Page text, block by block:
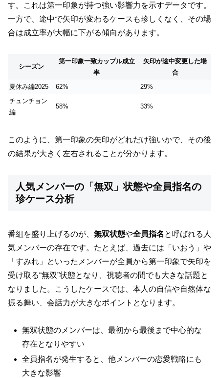
す。これは第一印象が持つ強い影響力を示すデータです。
一方で、途中で矢印が変わるケースも珍しくなく、その場
合は成立率が大幅に下がる傾向があります。
シーズン
第一印象一致カップル成立
率
矢印が途中変更した場
合
夏休み編2025
62%
29%
チュンチョン
編
58% 33%
このように、第一印象の矢印がどれだけ強いかで、その後
の結果が大きく左右されることが分かります。
人気メンバーの「無双」状態や全員指名の
珍ケース分析
番組を盛り上げるのが、 無双状態や全員指名 と呼ばれる人
気メンバーの存在です。たとえば、過去には「いおう」や
「すみれ」といったメンバーが全員から第一印象で矢印を
受け取る“無双”状態となり、視聴者の間でも大きな話題と
なりました。こうしたケースでは、本人の自信や自然体な
振る舞い、会話力が大きなポイントとなります。
無双状態のメンバーは、最初から最後まで中心的な
存在となりやすい
全員指名が発生すると、他メンバーの恋愛戦略にも
大きな影響